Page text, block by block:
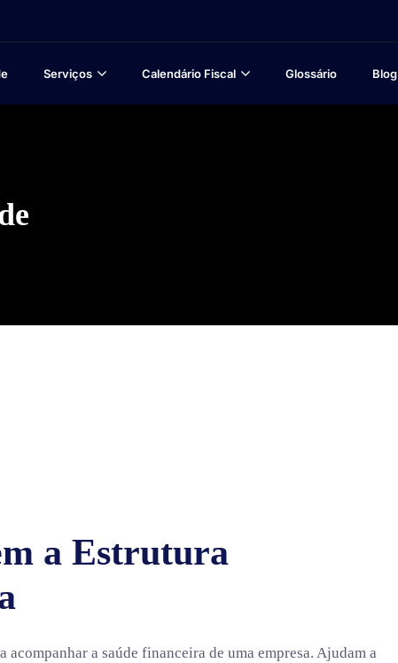
Serviços Calendário Fiscal Glossário Blog
a Estrutura
a saúde financeira de uma empresa. Ajudam a